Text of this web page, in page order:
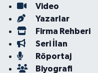
Video
Yazarlar
Firma Rehberi
Seri İlan
Röportaj
Biyografi